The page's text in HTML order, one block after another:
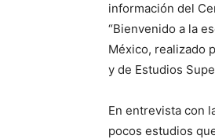
información del
“Bienvenido a la
México, realizado
y de Estudios
En entrevista con
pocos estudios